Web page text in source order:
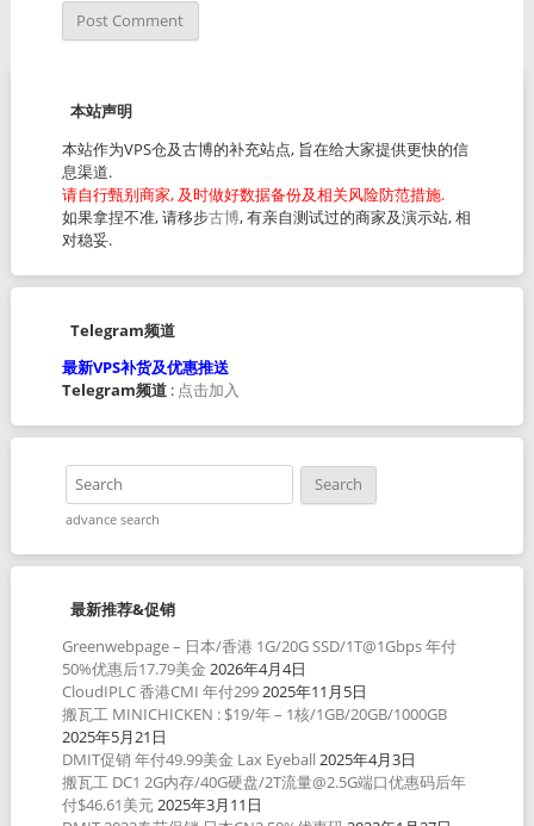
本站声明
本站作为VPS仓及古博的补充站点, 旨在给大家提供更快的信
息渠道.
请自行甄别商家, 及时做好数据备份及相关风险防范措施.
如果拿捏不准, 请移步古博, 有亲自测试过的商家及演示站, 相
对稳妥.
Telegram频道
最新VPS补货及优惠推送
Telegram频道: 点击加入
advance search
最新推荐&促销
Greenwebpage – 日本/香港 1G/20G SSD/1T@1Gbps 年付
50%优惠后17.79美金 2026年4月4日
CloudIPLC 香港CMI 年付2992025年11月5日
搬瓦工 MINICHICKEN : $19/年 – 1核/1GB/20GB/1000GB
2025年5月21日
DMIT促销 年付49.99美金 Lax Eyeball 2025年4月3日
搬瓦工 DC1 2G内存/40G硬盘/2T流量@2.5G端口优惠码后年
付$46.61美元2025年3月11日